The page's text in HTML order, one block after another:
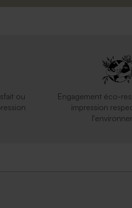
Sac en lin lion le roi du skate
ou
Engagement éco-
impression